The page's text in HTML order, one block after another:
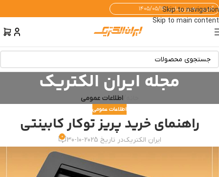
Skip to navigation
Skip to main content
آخرین به‌روزرسانی: ۱۴۰۵/۰۵/۱۴
مجله ایران الکتریک
/اطلاعات عمومی
اطلاعات عمومی
راهنمای خرید پریز توکار کابینتی
ایران الکتریکدر تاریخ 2025-10-30 0